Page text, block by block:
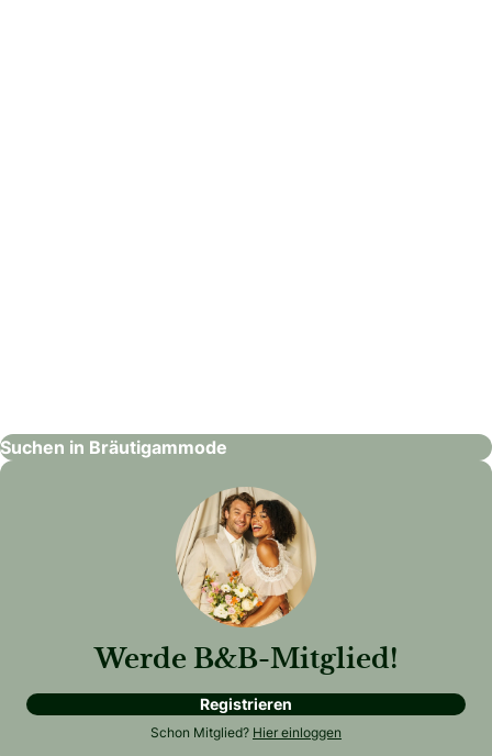
Suchen in Bräutigammode
Werde B&B-Mitglied!
Registrieren
Schon Mitglied? Hier einloggen